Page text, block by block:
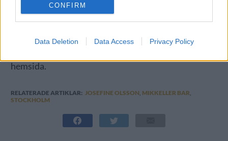
CONFIRM
Data Deletion Data Access Privacy Policy
Konceptet kommer att påminna om övriga
från Danmark, men också en del gästkranar. I går
hemsida.
RELATERADE ARTIKLAR: JOSEFINE OLSSON, MIKKELLER BAR,
STOCKHOLM